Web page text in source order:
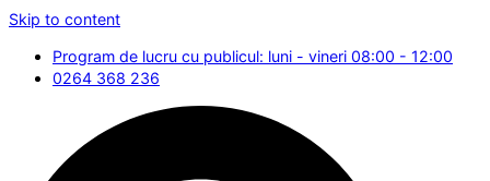
Skip to content
Program de lucru cu publicul: luni - vineri 08:00 - 12:00
0264 368 236